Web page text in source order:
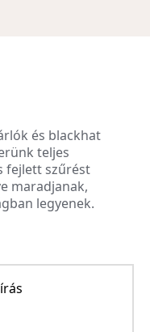
és blackhat
teljes
fejlett szűrést
maradjanak,
legyenek.